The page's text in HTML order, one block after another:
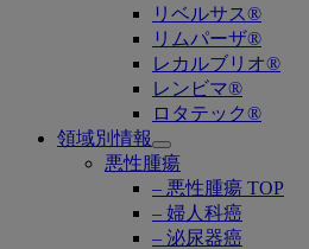
リベルサス®
リムパーザ®
レカルブリオ®
レンビマ®
ロタテック®
領域別情報
Open
submenu
悪性腫瘍
– 悪性腫瘍 TOP
– 婦人科癌
– 泌尿器癌